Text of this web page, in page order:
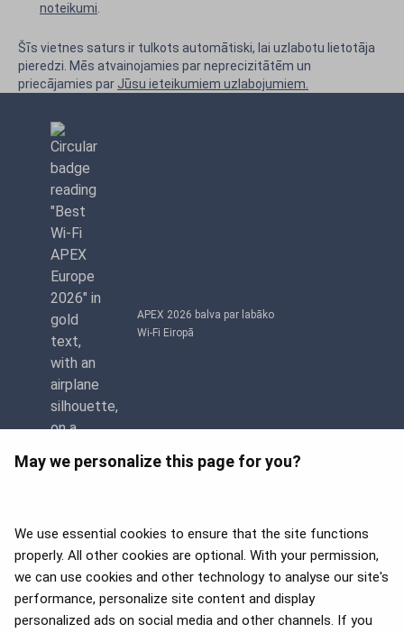
May we personalize this page for you?
We use essential cookies to ensure that the site functions
properly. All other cookies are optional. With your permission,
we can use cookies and other technology to analyse our site's
performance, personalize site content and display
personalized ads on social media and other channels. If you
noteikumi
Šīs vietnes saturs ir tulkots automātiski, lai uzlabotu lietotāja
pieredzi. Mēs atvainojamies par neprecizitātēm un
priecājamies par Jūsu ieteikumiem uzlabojumiem.
APEX 2026 balva par labāko
Wi-Fi Eiropā
APEX 2026 Five Star Major
Airline Award